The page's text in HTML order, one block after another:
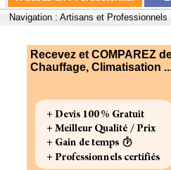
Navigation : Artisans et Professionnels
Recevez et COMPAREZ
Chauffage, Climatisation